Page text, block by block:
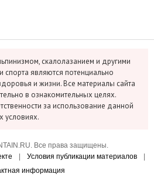
скалолазанием и другими
спорта являются потенциально
и жизни. Все материалы сайта
в ознакомительных целях.
за использование данной
условиях.
Все права защищены.
Условия публикации материалов
информация